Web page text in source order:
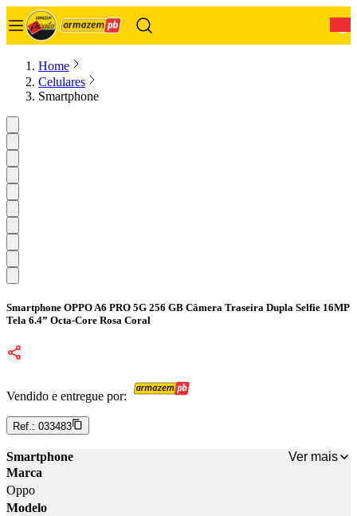
Home
Celulares
Smartphone
Smartphone OPPO A6 PRO 5G 256 GB Câmera Traseira Dupla Selfie 16MP
Tela 6.4” Octa-Core Rosa Coral
Vendido e entregue por:
Ref.: 033483
Smartphone
Ver mais
Marca
Oppo
Modelo